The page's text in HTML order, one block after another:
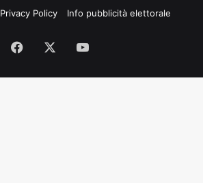
Privacy Policy Info pubblicità elettorale
Facebook
Tube